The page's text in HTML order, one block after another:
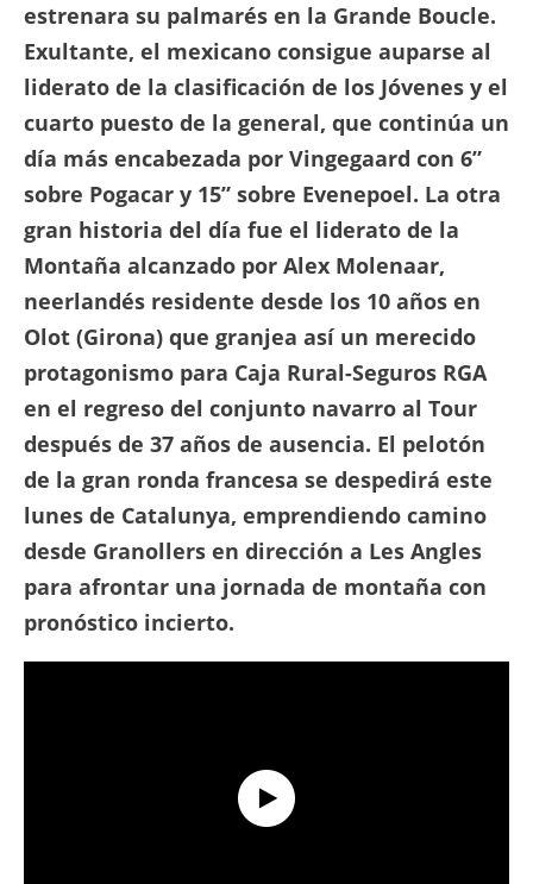
estrenara su palmarés en la Grande Boucle.
Exultante, el mexicano consigue auparse al
liderato de la clasificación de los Jóvenes y el
cuarto puesto de la general, que continúa un
día más encabezada por Vingegaard con 6”
sobre Pogacar y 15” sobre Evenepoel. La otra
gran historia del día fue el liderato de la
Montaña alcanzado por Alex Molenaar,
neerlandés residente desde los 10 años en
Olot (Girona) que granjea así un merecido
protagonismo para Caja Rural-Seguros RGA
en el regreso del conjunto navarro al Tour
después de 37 años de ausencia. El pelotón
de la gran ronda francesa se despedirá este
lunes de Catalunya, emprendiendo camino
desde Granollers en dirección a Les Angles
para afrontar una jornada de montaña con
pronóstico incierto.